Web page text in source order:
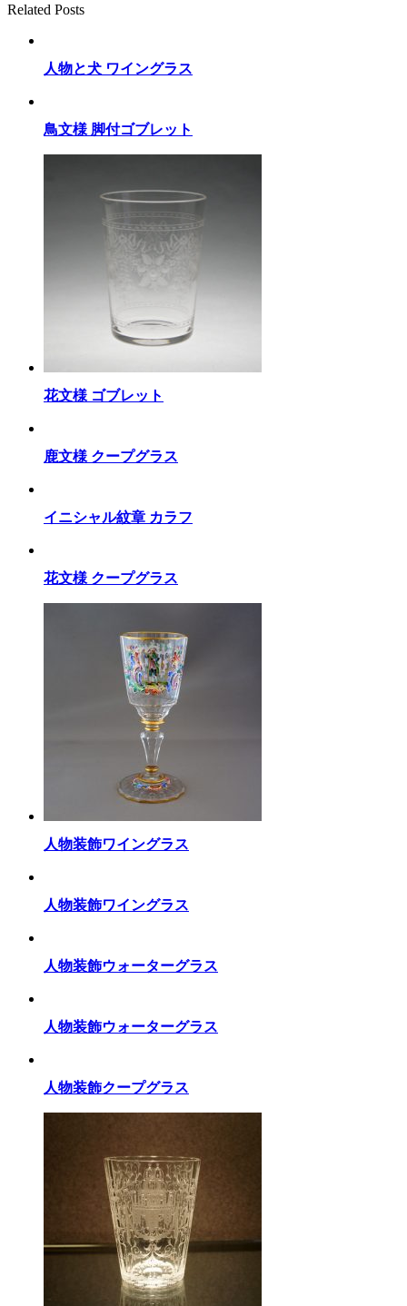
Related Posts
人物と犬 ワイングラス
鳥文様 脚付ゴブレット
花文様 ゴブレット
鹿文様 クープグラス
イニシャル紋章 カラフ
花文様 クープグラス
人物装飾ワイングラス
人物装飾ワイングラス
人物装飾ウォーターグラス
人物装飾ウォーターグラス
人物装飾クープグラス